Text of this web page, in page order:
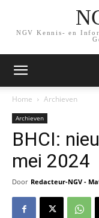
NGV Kennis- en
Home Archieven
Archieven
BHCI:
mei 2024
Door Redacteur-NGV -